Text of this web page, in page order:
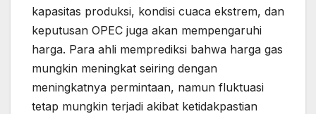
kapasitas produksi, kondisi cuaca ekstrem, dan
keputusan OPEC juga akan mempengaruhi
harga. Para ahli memprediksi bahwa harga gas
mungkin meningkat seiring dengan
meningkatnya permintaan, namun fluktuasi
tetap mungkin terjadi akibat ketidakpastian